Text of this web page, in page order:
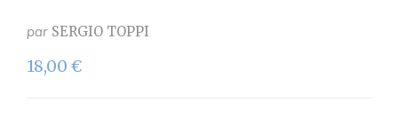
par SERGIO TOPPI
18,00 €